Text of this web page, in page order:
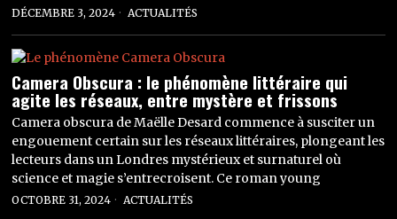
DÉCEMBRE 3, 2024 ACTUALITÉS
Camera Obscura : le phénomène littéraire qui
agite les réseaux, entre mystère et frissons
Camera obscura de Maëlle Desard commence à susciter un
engouement certain sur les réseaux littéraires, plongeant les
lecteurs dans un Londres mystérieux et surnaturel où
science et magie s’entrecroisent. Ce roman young
OCTOBRE 31, 2024 ACTUALITÉS